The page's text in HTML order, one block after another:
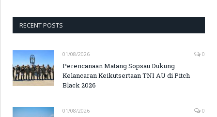
RECENT POSTS
01/08/2026 0
Perencanaan Matang Sopsau Dukung
Kelancaran Keikutsertaan TNI AU di Pitch
Black 2026
01/08/2026 0